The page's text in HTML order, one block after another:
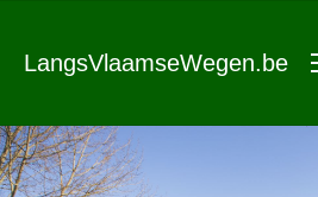
LangsVlaamseWegen.be